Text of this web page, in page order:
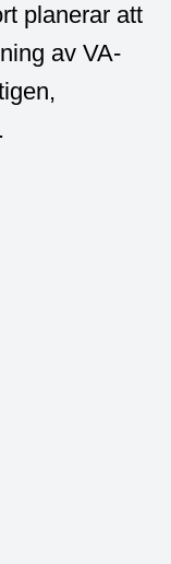
planerar att
av VA-